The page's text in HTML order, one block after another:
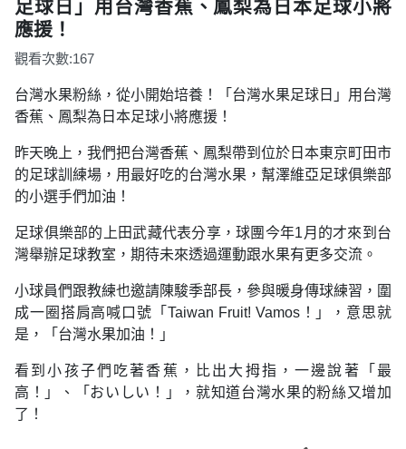
足球日」用台灣香蕉、鳳梨為日本足球小將
應援！
觀看次數:167
台灣水果粉絲，從小開始培養！「台灣水果足球日」用台灣
香蕉、鳳梨為日本足球小將應援！
昨天晚上，我們把台灣香蕉、鳳梨帶到位於日本東京町田市
的足球訓練場，用最好吃的台灣水果，幫澤維亞足球俱樂部
的小選手們加油！
足球俱樂部的上田武藏代表分享，球團今年1月的才來到台
灣舉辦足球教室，期待未來透過運動跟水果有更多交流。
小球員們跟教練也邀請陳駿季部長，參與暖身傳球練習，圍
成一圈搭肩高喊口號「Taiwan Fruit! Vamos！」，意思就
是，「台灣水果加油！」
看到小孩子們吃著香蕉，比出大拇指，一邊說著「最
高！」、「おいしい！」，就知道台灣水果的粉絲又增加
了！